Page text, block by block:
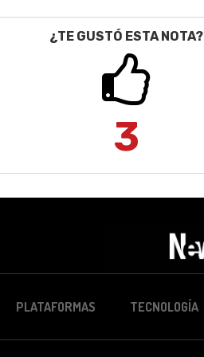
¿TE GUSTÓ ESTA NOTA?
3
PLATAFORMAS TECNOLOGÍA